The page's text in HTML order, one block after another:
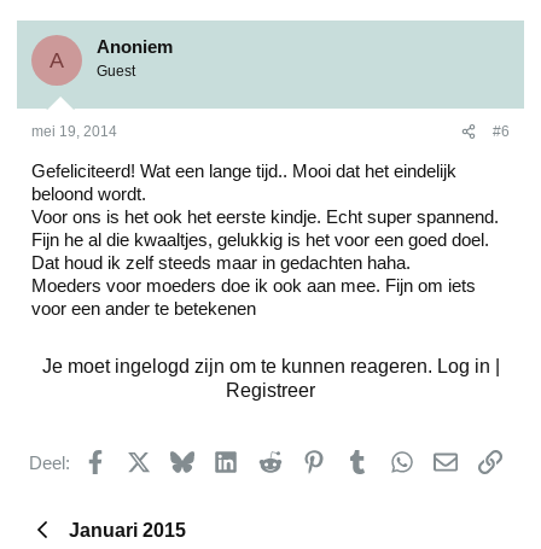
A
Anoniem
Guest
mei 19, 2014 #6
Gefeliciteerd! Wat een lange tijd.. Mooi dat het eindelijk
beloond wordt.
Voor ons is het ook het eerste kindje. Echt super spannend.
Fijn he al die kwaaltjes, gelukkig is het voor een goed doel.
Dat houd ik zelf steeds maar in gedachten haha.
Moeders voor moeders doe ik ook aan mee. Fijn om iets
voor een ander te betekenen
Je moet ingelogd zijn om te kunnen reageren. Log in |
Registreer
Deel: Facebook BlueskyLinkedInReddit PinterestTumblrWhatsApp
E-mail
Januari 2015